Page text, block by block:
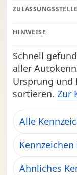
ZULASSUNGSSTELLE
HINWEISE
Schnell
aller
Ursprung und
sortieren. Zur
Alle
Ähnliches